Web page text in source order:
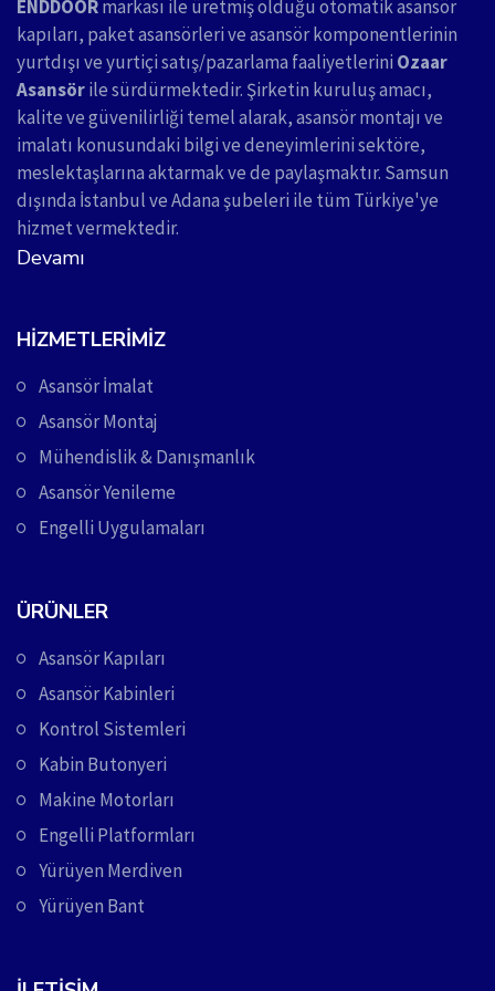
ENDDOORmarkası ile üretmiş olduğu otomatik asansör
kapıları, paket asansörleri ve asansör komponentlerinin
yurtdışı ve yurtiçi satış/pazarlama faaliyetlerini Ozaar
Asansörile sürdürmektedir. Şirketin kuruluş amacı,
kalite ve güvenilirliği temel alarak, asansör montajı ve
imalatı konusundaki bilgi ve deneyimlerini sektöre,
meslektaşlarına aktarmak ve de paylaşmaktır. Samsun
dışında İstanbul ve Adana şubeleri ile tüm Türkiye'ye
hizmet vermektedir.
Devamı
HIZMETLERIMIZ
Asansör İmalat
Asansör Montaj
Mühendislik & Danışmanlık
Asansör Yenileme
Engelli Uygulamaları
ÜRÜNLER
Asansör Kapıları
Asansör Kabinleri
Kontrol Sistemleri
Kabin Butonyeri
Makine Motorları
Engelli Platformları
Yürüyen Merdiven
Yürüyen Bant